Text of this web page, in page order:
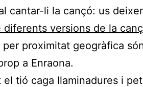
cantar-li la cançó: us
diferents versions de la
per proximitat geogràfica
a Enraona.
el tió caga llaminadures i